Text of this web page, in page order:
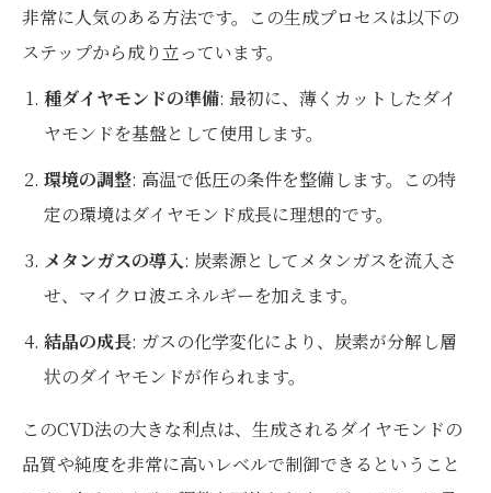
非常に人気のある方法です。この生成プロセスは以下の
ステップから成り立っています。
種ダイヤモンドの準備: 最初に、薄くカットしたダイ
ヤモンドを基盤として使用します。
環境の調整: 高温で低圧の条件を整備します。この特
定の環境はダイヤモンド成長に理想的です。
メタンガスの導入: 炭素源としてメタンガスを流入さ
せ、マイクロ波エネルギーを加えます。
結晶の成長: ガスの化学変化により、炭素が分解し層
状のダイヤモンドが作られます。
このCVD法の大きな利点は、生成されるダイヤモンドの
品質や純度を非常に高いレベルで制御できるということ